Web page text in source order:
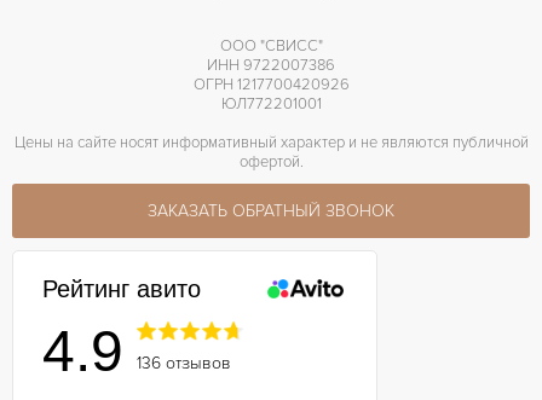
ООО "СВИСС"
ИНН 9722007386
ОГРН 1217700420926
ЮЛ772201001
Цены на сайте носят информативный характер и не являются публичной
офертой.
ЗАКАЗАТЬ ОБРАТНЫЙ ЗВОНОК
Рейтинг авито
4.9 136 отзывов